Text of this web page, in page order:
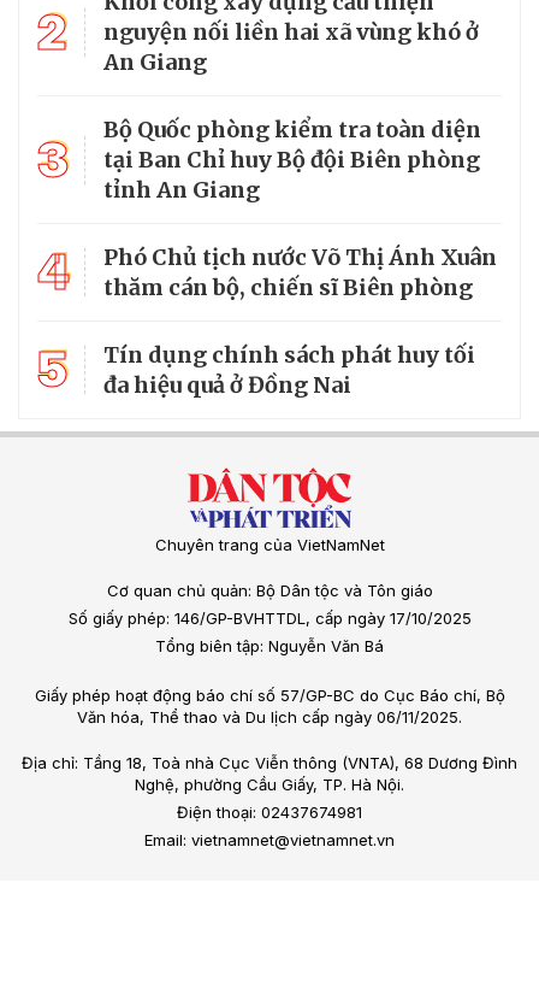
2
nguyện nối liền hai xã vùng khó ở
An Giang
3
Bộ Quốc phòng kiểm tra toàn diện
tại Ban Chỉ huy Bộ đội Biên phòng
tỉnh An Giang
4
Phó Chủ tịch nước Võ Thị Ánh Xuân
thăm cán bộ, chiến sĩ Biên phòng
5
Tín dụng chính sách phát huy tối
đa hiệu quả ở Đồng Nai
Chuyên trang của VietNamNet
Cơ quan chủ quản: Bộ Dân tộc và Tôn giáo
Số giấy phép: 146/GP-BVHTTDL, cấp ngày 17/10/2025
Tổng biên tập: Nguyễn Văn Bá
Giấy phép hoạt động báo chí số 57/GP-BC do Cục Báo chí, Bộ
Văn hóa, Thể thao và Du lịch cấp ngày 06/11/2025.
Địa chỉ: Tầng 18, Toà nhà Cục Viễn thông (VNTA), 68 Dương Đình
Nghệ, phường Cầu Giấy, TP. Hà Nội.
Điện thoại: 02437674981
Email: vietnamnet@vietnamnet.vn